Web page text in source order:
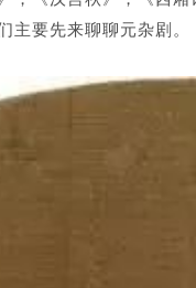
主要先来聊聊元杂剧。